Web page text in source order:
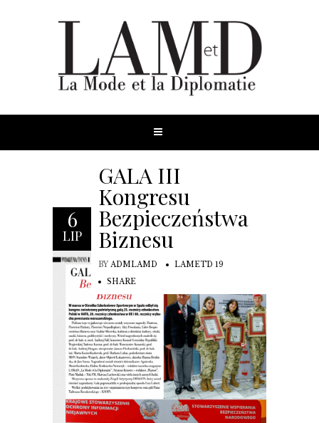
6
LIP
GALA III
Kongresu
Bezpieczeństwa
Biznesu
BY ADMLAMD
LAMETD 19
SHARE